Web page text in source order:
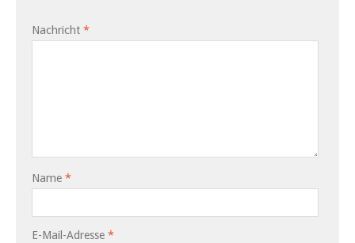
Nachricht *
Name *
E-Mail-Adresse *